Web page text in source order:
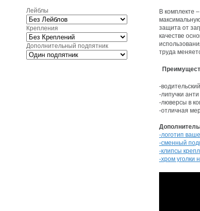
Лейблы
Крепления
Дополнительный подпятник
В комплекте
защита от
качестве
труда
-
-липучки
-люверсы в
-отличная
-логотип
-сменный
-клипсы
-хром уголки